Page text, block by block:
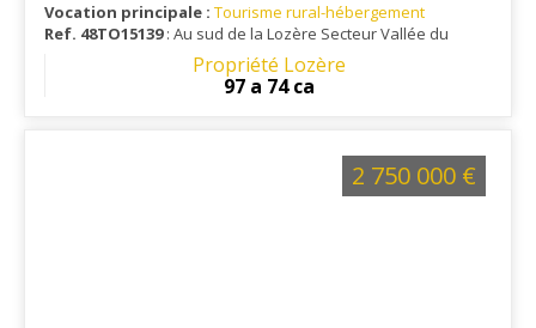
Vocation principale : Tourisme rural-hébergement
Ref. 48TO15139: Au sud de la Lozère Secteur Vallée du
Tarnon A 554 mètres d'altitudePropriété Lozère
97 a 74 ca
2 750 000 €